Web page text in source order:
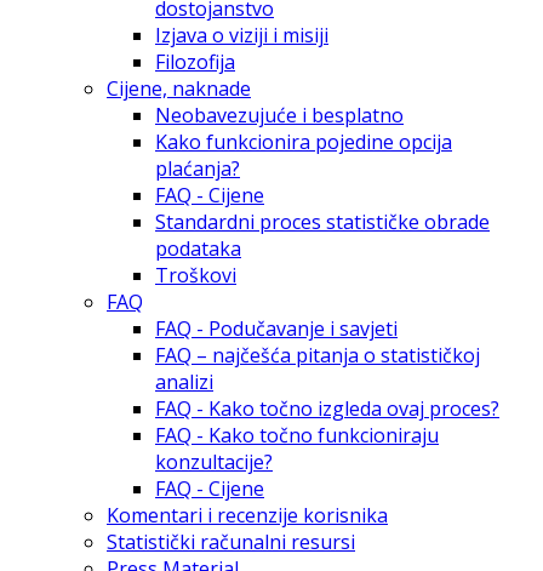
dostojanstvo
Izjava o viziji i misiji
Filozofija
Cijene, naknade
Neobavezujuće i besplatno
Kako funkcionira pojedine opcija
plaćanja?
FAQ - Cijene
Standardni proces statističke obrade
podataka
Troškovi
FAQ
FAQ - Podučavanje i savjeti
FAQ – najčešća pitanja o statističkoj
analizi
FAQ - Kako točno izgleda ovaj proces?
FAQ - Kako točno funkcioniraju
konzultacije?
FAQ - Cijene
Komentari i recenzije korisnika
Statistički računalni resursi